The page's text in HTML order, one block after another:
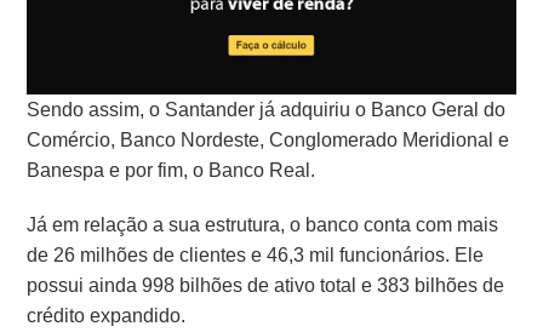
Sendo assim, o Santander já adquiriu o Banco Geral do
Comércio, Banco Nordeste, Conglomerado Meridional e
Banespa e por fim, o Banco Real.
Já em relação a sua estrutura, o banco conta com mais
de 26 milhões de clientes e 46,3 mil funcionários. Ele
possui ainda 998 bilhões de ativo total e 383 bilhões de
crédito expandido.